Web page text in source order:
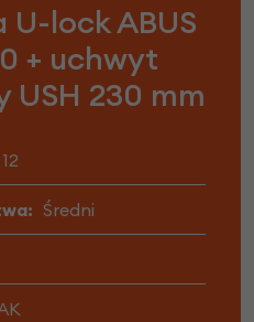
lock ABUS
+ uchwyt
230 mm
12
Średni